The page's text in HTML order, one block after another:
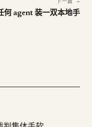
下一篇 →
agent 装一双本地手